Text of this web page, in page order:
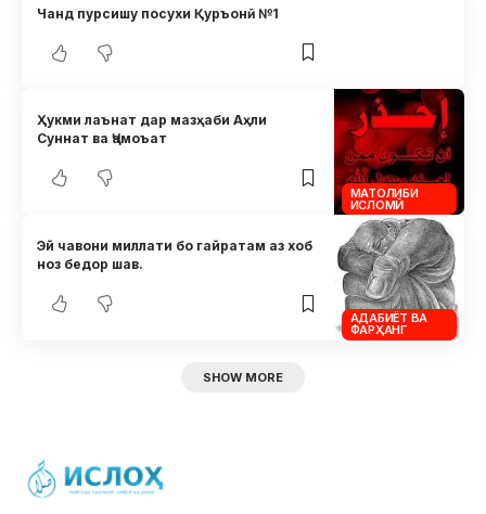
Чанд пурсишу посухи Қуръонӣ №1
МАТОЛИБИ
ИСЛОМӢ
Ҳукми лаънат дар мазҳаби Аҳли
Суннат ва Ҷамоъат
АДАБИЁТ ВА
ФАРҲАНГ
Эй чавони миллати бо гайратам аз хоб
ноз бедор шав.
SHOW MORE